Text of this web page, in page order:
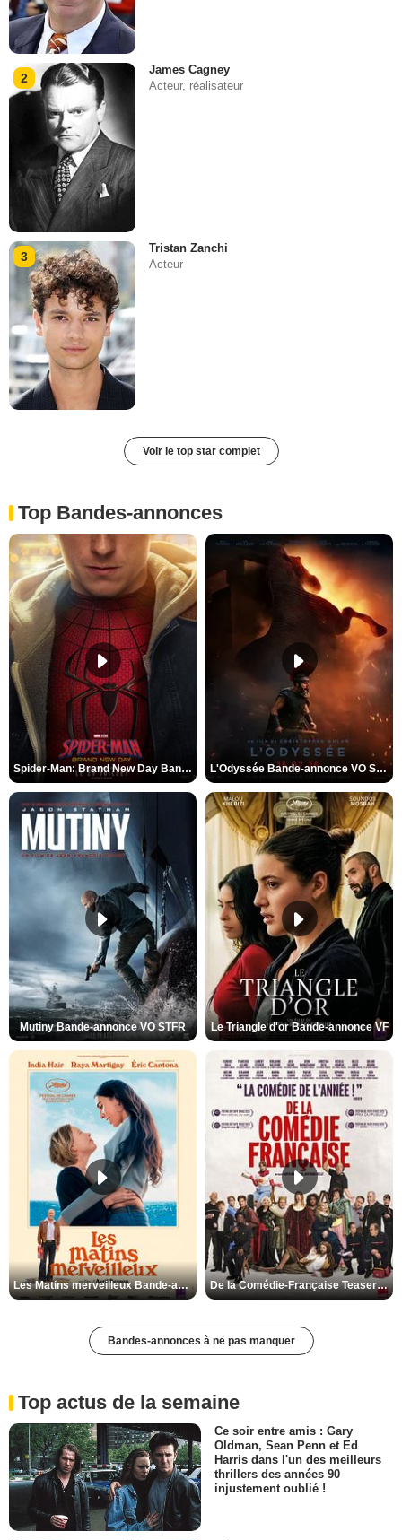
2
James Cagney
Acteur, réalisateur
3
Tristan Zanchi
Acteur
Voir le top star complet
Top Bandes-annonces
Spider-Man: Brand New Day Bande-annonce VO STFR L'Odyssée Bande-annonce VO STFR
Mutiny Bande-annonce VO STFR Le Triangle d'or Bande-annonce VF
Les Matins merveilleux Bande-annonce VF De la Comédie-Française Teaser VF
Bandes-annonces à ne pas manquer
Top actus de la semaine
Ce soir entre amis : Gary
Oldman, Sean Penn et Ed
Harris dans l'un des meilleurs
thrillers des années 90
injustement oublié !